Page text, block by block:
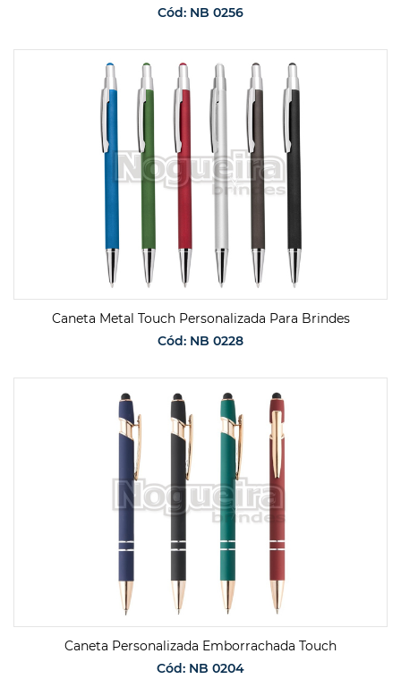
Cód: NB 0256
SOLICITAR ORÇAMENTO
Caneta Metal Touch Personalizada Para Brindes
Cód: NB 0228
SOLICITAR ORÇAMENTO
Caneta Personalizada Emborrachada Touch
Cód: NB 0204